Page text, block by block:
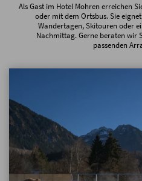
Als Gast im Hotel Mohren erreichen
oder mit dem Ortsbus. Sie
Wandertagen, Skitouren oder
Nachmittag. Gerne beraten wir
passenden